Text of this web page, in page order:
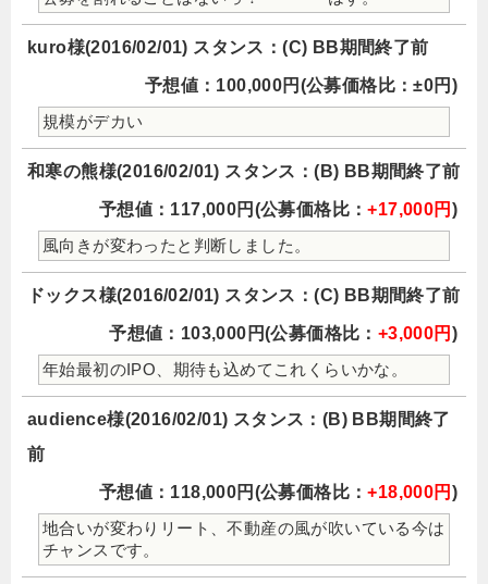
kuro様(2016/02/01) スタンス：(C) BB期間終了前
予想値：100,000円(公募価格比：±0円)
規模がデカい
和寒の熊様(2016/02/01) スタンス：(B) BB期間終了前
予想値：117,000円(公募価格比：+17,000円 )
風向きが変わったと判断しました。
ドックス様(2016/02/01) スタンス：(C) BB期間終了前
予想値：103,000円(公募価格比： +3,000円 )
年始最初のIPO、期待も込めてこれくらいかな。
audience様(2016/02/01) スタンス：(B) BB期間終了
前
予想値：118,000円(公募価格比：+18,000円 )
地合いが変わりリート、不動産の風が吹いている今は
チャンスです。